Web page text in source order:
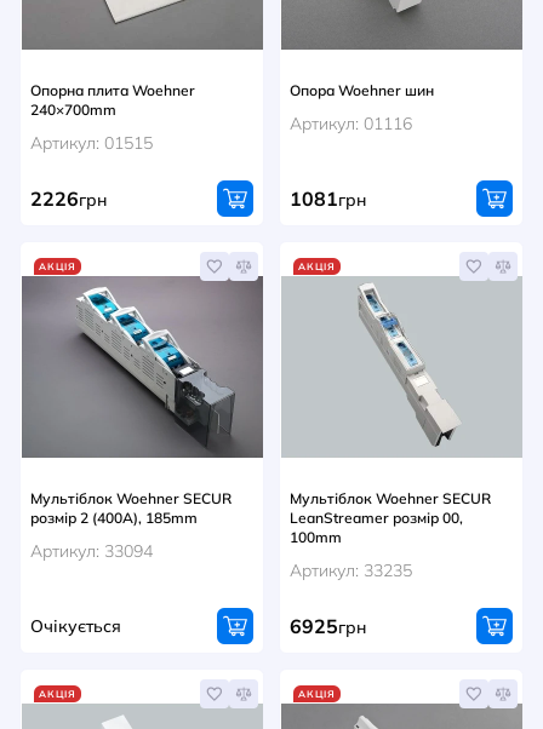
Опорна плита Woehner
240×700mm
Артикул: 01515
2226грн
Опора Woehner шин
Артикул: 01116
1081грн
АКЦІЯ
Мультіблок Woehner SECUR
розмір 2 (400A), 185mm
Артикул: 33094
Очікується
АКЦІЯ
Мультіблок Woehner SECUR
LeanStreamer розмір 00,
100mm
Артикул: 33235
6925грн
АКЦІЯ АКЦІЯ